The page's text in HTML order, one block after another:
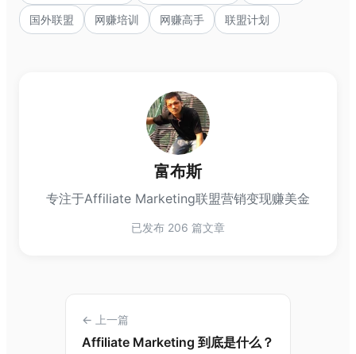
国外联盟 网赚培训 网赚高手 联盟计划
富布斯
专注于Affiliate Marketing联盟营销变现赚美金
已发布 206 篇文章
← 上一篇
Affiliate Marketing 到底是什么？